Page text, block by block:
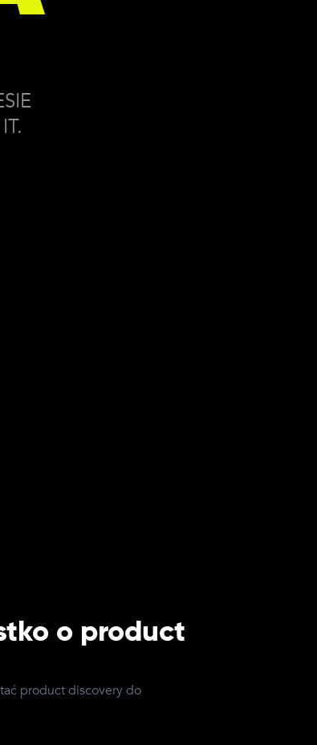
o product
product discovery do